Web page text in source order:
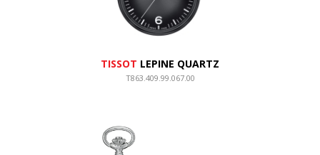
TISSOT LEPINE QUARTZ
T863.409.99.067.00